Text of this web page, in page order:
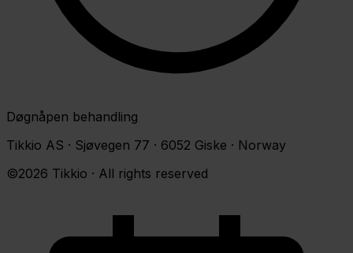
Døgnåpen behandling
Tikkio AS · Sjøvegen 77 · 6052 Giske · Norway
©2026 Tikkio · All rights reserved